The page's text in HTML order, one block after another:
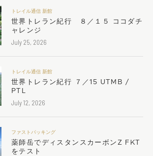
トレイル通信 新館
世界トレラン紀行 ８／１５ ココダチ
ャレンジ
July 25, 2026
トレイル通信 新館
世界トレラン紀行 ７／15 UTMB /
PTL
July 12, 2026
ファストパッキング
薬師岳でディスタンスカーボンZ FKT
をテスト